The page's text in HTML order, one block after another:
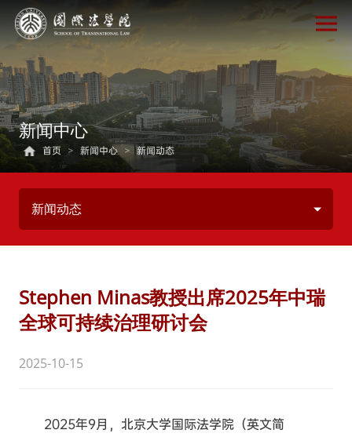
新闻中心
首页 > 新闻中心 > 新闻动态
新闻动态
Stephen Minas教授出席2025年中瑞
全球可持续治理研讨会
2025-10-15
2025年9月，北京大学国际法学院（英文简